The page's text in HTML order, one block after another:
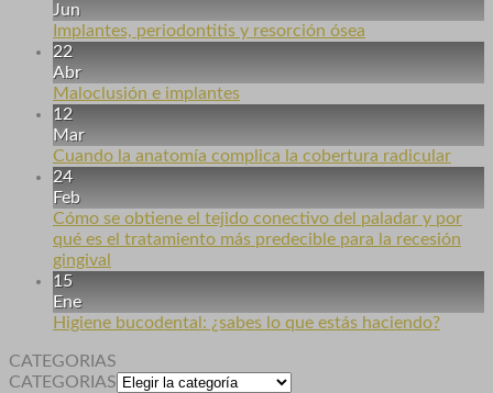
Jun
Implantes, periodontitis y resorción ósea
22
Abr
Maloclusión e implantes
12
Mar
Cuando la anatomía complica la cobertura radicular
24
Feb
Cómo se obtiene el tejido conectivo del paladar y por
qué es el tratamiento más predecible para la recesión
gingival
15
Ene
Higiene bucodental: ¿sabes lo que estás haciendo?
CATEGORIAS
CATEGORIAS